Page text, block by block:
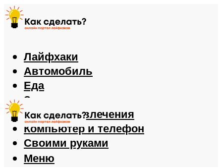
Лайфхаки
Автомобиль
Еда
Здоровье
Игры и развлечения
Компьютер и телефон
Своими руками
Меню